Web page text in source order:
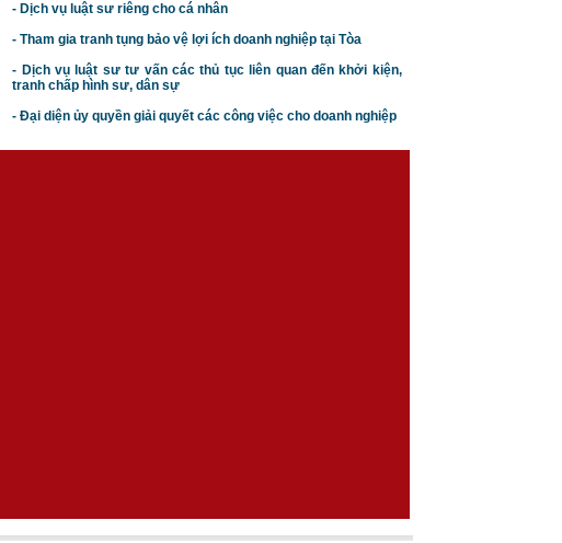
Thủ tục tạm ngừng kinh
doanh của doanh nghiệp
- Dịch vụ luật sư riêng cho cá nhân
- Tham gia tranh tụng bảo vệ lợi ích doanh nghiệp tại Tòa
- Dịch vụ luật sư tư vấn các thủ tục liên quan đến khởi kiện,
tranh chấp hình sư, dân sự
- Đại diện ủy quyền giải quyết các công việc cho doanh nghiệp